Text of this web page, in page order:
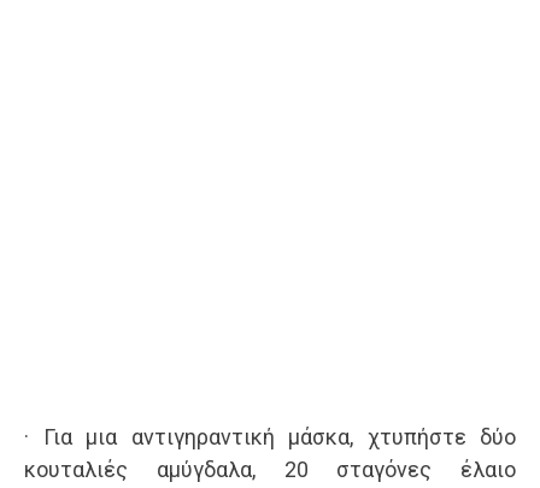
· Για μια αντιγηραντική μάσκα, χτυπήστε δύο
κουταλιές αμύγδαλα, 20 σταγόνες έλαιο